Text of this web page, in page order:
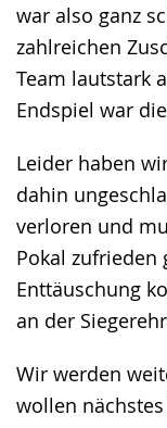
war also ganz
zahlreichen
Team lautstark
Endspiel war
Leider haben
dahin
verloren und
Pokal zufrieden
Enttäuschung
an der
Wir werden
wollen